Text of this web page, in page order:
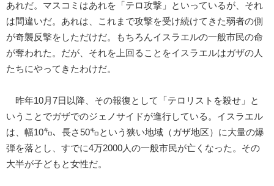
あれだ。マスコミはあれを「テロ攻撃」といっているが、それ
は間違いだ。あれは、これまで攻撃を受け続けてきた弱者の側
が奇襲反撃をしただけだ。もちろんイスラエルの一般市民の命
が奪われた。だが、それを上回ることをイスラエルはガザの人
たちにやってきたわけだ。
昨年10月7日以降、その報復として「テロリストを殺せ」と
いうことでガザでのジェノサイドが進行している。イスラエル
は、幅10㌔、長さ50㌔という狭い地域（ガザ地区）に大量の爆
弾を落とし、すでに4万2000人の一般市民が亡くなった。その
大半が子どもと女性だ。